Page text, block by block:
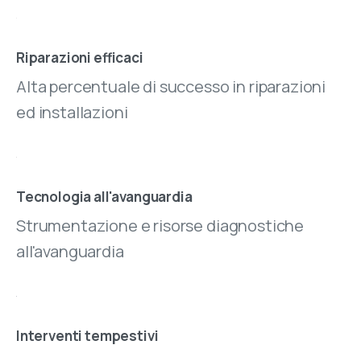
Riparazioni efficaci
Alta percentuale di successo in riparazioni
ed installazioni
Tecnologia all'avanguardia
Strumentazione e risorse diagnostiche
all'avanguardia
Interventi tempestivi